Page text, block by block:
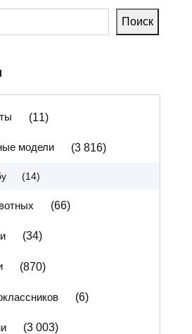
Поиск
(11)
модели (3 816)
(14)
(66)
(34)
(870)
(6)
(3 003)